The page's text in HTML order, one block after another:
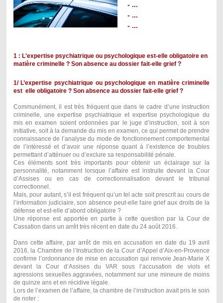
- ...
- ...
- ...
1 : L'expertise psychiatrique ou psychologique est-elle obligatoire en
matière criminelle ? Son absence au dossier fait-elle grief ?
1/ L’expertise psychiatrique ou psychologique en matière criminelle
est elle obligatoire ? Son absence au dossier fait-elle grief ?
Communément, il est très fréquent que dans le cadre d’une instruction
criminelle, une expertise psychiatrique et expertise psychologique du
mis en examen soient ordonnées par le juge d’instruction, soit à son
initiative, soit à la demande du mis en examen, ce qui permet de prendre
connaissance de l’analyse du mode de fonctionnement comportemental
de l’intéressé et d’avoir une réponse quant à l’existence de troubles
permettant d’atténuer ou d’exclure sa responsabilité pénale.
Ces éléments sont très importants pour obtenir un éclairage sur la
personnalité, notamment lorsque l’affaire est instruite devant la Cour
d’Assises ou en cas de correctionnalisation devant le tribunal
correctionnel.
Mais, pour autant, s’il est fréquent qu’un tel acte soit prescrit au cours de
l’information judiciaire, son absence peut-elle faire grief aux droits de la
défense et est-elle d’abord obligatoire ?
Une réponse est apportée en partie à cette question par la Cour de
Cassation dans un arrêt très récent en date du 24 août 2016.
Dans cette affaire, par arrêt de mis en accusation en date du 19 avril
2016, la Chambre de l’Instruction de la Cour d’Appel d’Aix-en-Provence
confirme l’ordonnance de mise en accusation qui renvoie Jean-Marie X
devant la Cour d’Assises du VAR sous l’accusation de viols et
agressions sexuelles aggravées, notamment sur une mineure de moins
de quinze ans et en récidive légale.
Lors de l’examen de l’affaire, la chambre de l’instruction avait pris le soin
de noter :